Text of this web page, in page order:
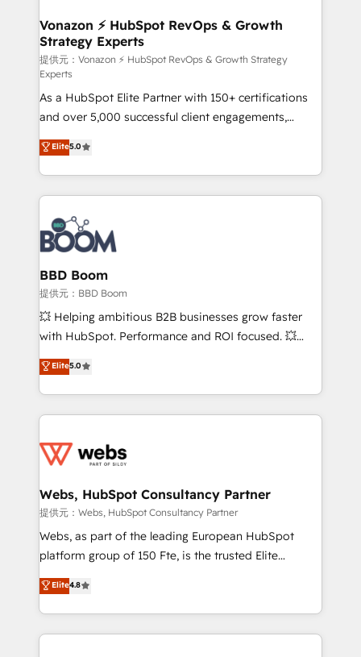
➤ L’intégration de CRM et de méthodologie RevOps
pour aligner les équipes marketing, commerciales et
support client (data migration, synchronisation API,
audit et maintenance) ➤ La création de sites internet
de conversion qui transforment les visiteurs en
opportunités d'affaires ➤ La mise en place de
stratégies d'acquisition marketing (SEO, SEA,
inbound, automatisation marketing, ABM, IA,
emailing) Informations clés : - 10 ans d'expérience -
100+ intégrations CRM HubSpot réussies - 40
experts conseil - 150 certifications HubSpot
cumulées
Vonazon ⚡ HubSpot RevOps & Growth
Strategy Experts
提供元：Vonazon ⚡ HubSpot RevOps & Growth Strategy
Experts
As a HubSpot Elite Partner with 150+ certifications
and over 5,000 successful client engagements,
Vonazon turns marketing complexity into
measurable, scalable growth. From onboarding to
enterprise-grade campaigns, our in-house team
builds scalable strategies that drive long-term
revenue. ⚙️ HubSpot Integration & Optimization •
Seamless CRM, CMS, and automation setup •
Complex platform migrations and data cleanups •
Custom APIs and third-party integrations 📈 End-to-
End Revenue Acceleration • Lifecycle marketing and
pipeline growth programs • Sales enablement tools
and CRM optimization • Retention strategies with
Execution • 750+ onboardings and 2,000+
implementations • Deep expertise across marketing,
Elite5.0
BBD Boom
提供元：BBD Boom
💥 Helping ambitious B2B businesses grow faster
with HubSpot. Performance and ROI focused. 💥
BBD Boom is the HubSpot partner that can help you
to HubSpot Better. We work with your teams to
solve all your HubSpot challenges and improve user
adoption, sales process and marketing results.
the first time 🔧 Designing and optimising your
and build using HubSpot 🔌 Integrating HubSpot
with other systems 🎓 Training your teams to be
HubSpot pros 📊 Lead generation services using
HubSpot Why us? - SIX HubSpot Accreditations -
CRM, Solutions Architecture, Onboarding , Data
Migration, Custom Integration & Platform
Elite5.0
Webs, HubSpot Consultancy Partner
提供元：Webs, HubSpot Consultancy Partner
Webs, as part of the leading European HubSpot
platform group of 150 Fte, is the trusted Elite
HubSpot CRM Partner offering you a roadmap on
maximizing EBITDA and achieving Commercial
Excellence. With our targeted processes, we
strengthen your digital transformation and minimize
Elite4.8